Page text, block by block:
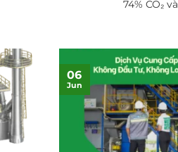
74% CO₂
06
Jun